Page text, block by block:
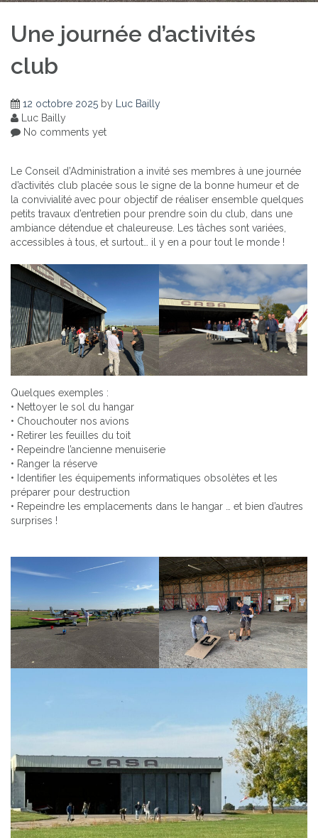
Une journée d’activités
club
12 octobre 2025 by Luc Bailly
Luc Bailly
No comments yet
Le Conseil d’Administration a invité ses membres à une journée
d’activités club placée sous le signe de la bonne humeur et de
la convivialité avec pour objectif de réaliser ensemble quelques
petits travaux d’entretien pour prendre soin du club, dans une
ambiance détendue et chaleureuse. Les tâches sont variées,
accessibles à tous, et surtout… il y en a pour tout le monde !
Quelques exemples :
• Nettoyer le sol du hangar
• Chouchouter nos avions
• Retirer les feuilles du toit
• Repeindre l’ancienne menuiserie
• Ranger la réserve
• Identifier les équipements informatiques obsolètes et les
préparer pour destruction
• Repeindre les emplacements dans le hangar … et bien d’autres
surprises !